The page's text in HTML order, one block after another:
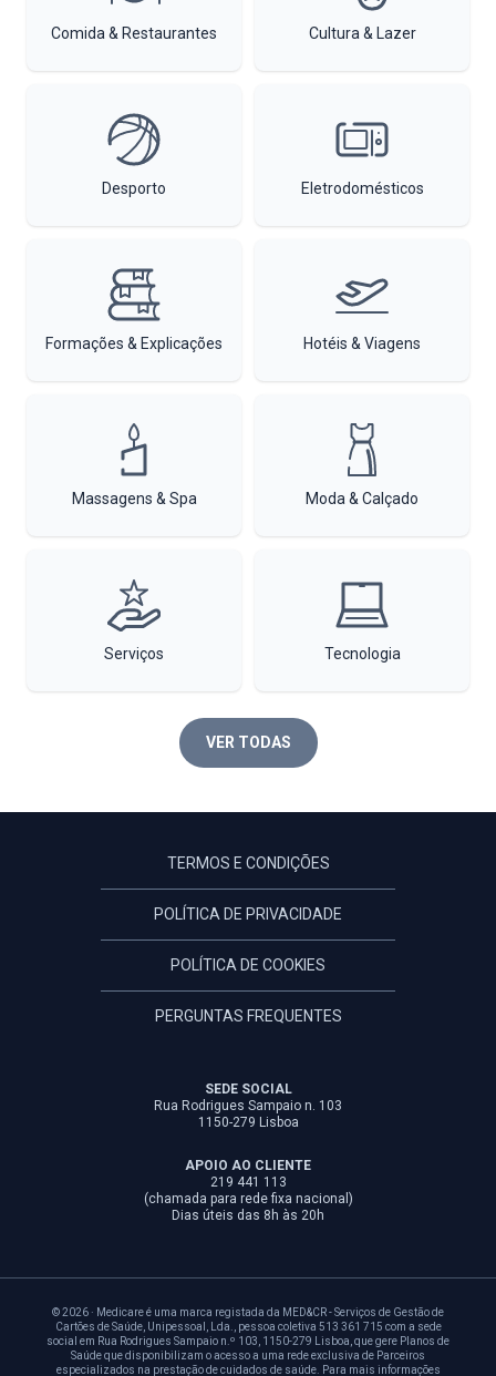
Comida & Restaurantes Cultura & Lazer
Desporto Eletrodomésticos
Formações & Explicações Hotéis & Viagens
Massagens & Spa Moda & Calçado
Serviços Tecnologia
VER TODAS
TERMOS E CONDIÇÕES
POLÍTICA DE PRIVACIDADE
POLÍTICA DE COOKIES
PERGUNTAS FREQUENTES
SEDE SOCIAL
Rua Rodrigues Sampaio n. 103
1150-279 Lisboa
APOIO AO CLIENTE
219 441 113
(chamada para rede fixa nacional)
Dias úteis das 8h às 20h
© 2026 · Medicare é uma marca registada da MED&CR - Serviços de Gestão de
Cartões de Saúde, Unipessoal, Lda., pessoa coletiva 513 361 715 com a sede
social em Rua Rodrigues Sampaio n.º 103, 1150-279 Lisboa, que gere Planos de
Saúde que disponibilizam o acesso a uma rede exclusiva de Parceiros
especializados na prestação de cuidados de saúde. Para mais informações